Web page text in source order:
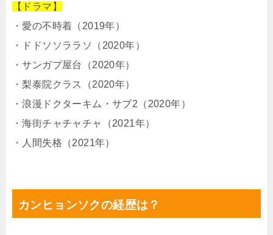
【ドラマ】
・愛の不時着（2019年）
・ドドソソララソ（2020年）
・サンガプ屋台（2020年）
・梨泰院クラス（2020年）
・浪漫ドクターキム・サブ2（2020年）
・海街チャチャチャ（2021年）
・人間失格（2021年）
カンヒョンソクの経歴は？